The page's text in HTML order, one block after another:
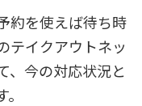
約を使えば待ち時
テイクアウトネッ
、今の対応状況と